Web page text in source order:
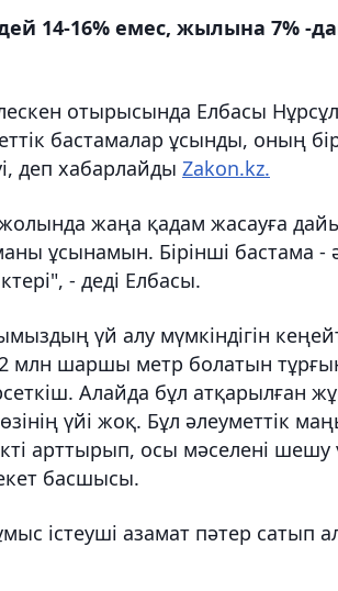
14-16% емес, жылына 7% -
отырысында Елбасы
бастамалар ұсынды, оның
деп хабарлайды Zakon.kz.
жолында жаңа қадам жасауға
ұсынамын. Бірінші бастама
- деді Елбасы.
үй алу мүмкіндігін
млн шаршы метр болатын
Алайда бұл атқарылған
үйі жоқ. Бұл әлеуметтік
арттырып, осы мәселені
басшысы.
істеуші азамат пәтер сатып алу